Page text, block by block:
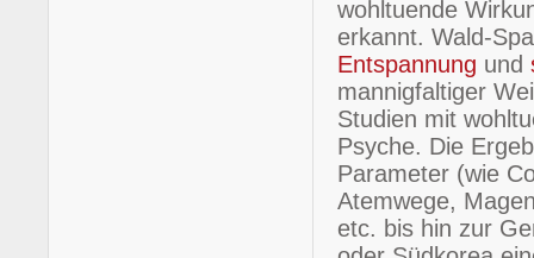
wohltuende
erkannt. Wald-
Entspannung und
mannigfaltiger
Studien mit
Psyche. Die
Parameter (wie
Atemwege,
etc. bis hin zur